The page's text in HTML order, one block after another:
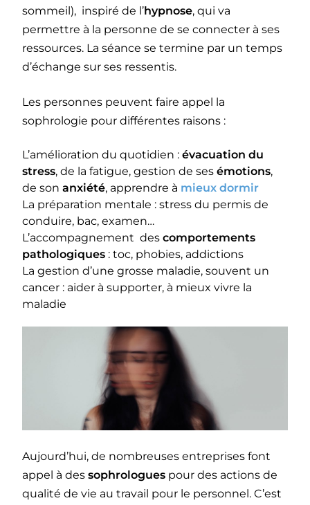
sommeil), inspiré de l’hypnose, qui va
permettre à la personne de se connecter à ses
ressources. La séance se termine par un temps
d’échange sur ses ressentis.
Les personnes peuvent faire appel la
sophrologie pour différentes raisons :
L’amélioration du quotidien : évacuation du
stress, de la fatigue, gestion de ses émotions,
de son anxiété, apprendre à mieux dormir
La préparation mentale : stress du permis de
conduire, bac, examen…
L’accompagnement des comportements
pathologiques : toc, phobies, addictions
La gestion d’une grosse maladie, souvent un
cancer : aider à supporter, à mieux vivre la
maladie
Aujourd’hui, de nombreuses entreprises font
appel à des sophrologues pour des actions de
qualité de vie au travail pour le personnel. C’est